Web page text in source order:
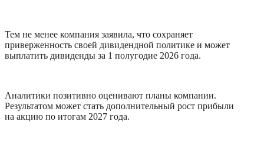
Тем не менее компания заявила, что сохраняет
приверженность своей дивидендной политике и может
выплатить дивиденды за 1 полугодие 2026 года.
Аналитики позитивно оценивают планы компании.
Результатом может стать дополнительный рост прибыли
на акцию по итогам 2027 года.